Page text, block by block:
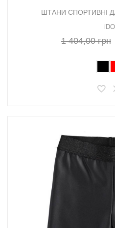
ШТАНИ СПОРТИВНІ
iDO
1 404,00 грн